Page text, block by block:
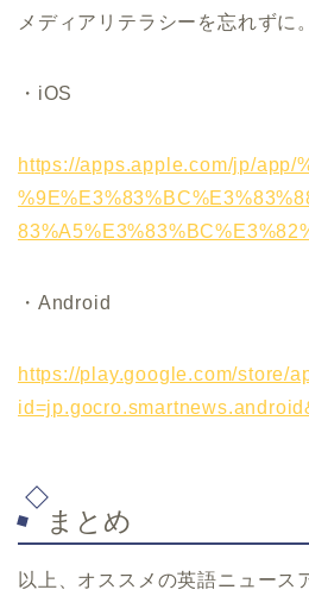
メディアリテラシーを忘れずに
・ iOS
https://apps.apple.com/jp/app/
・Android
https://play.google.com/store/
まとめ
以上、オススメの英語ニュース